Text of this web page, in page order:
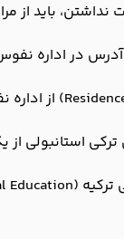
باید از
در اداره
استانبولی از